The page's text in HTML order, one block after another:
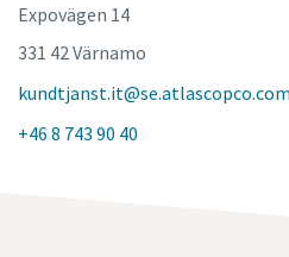
Expovägen 14
331 42 Värnamo
kundtjanst.it@se.atlascopco.com
+46 8 743 90 40